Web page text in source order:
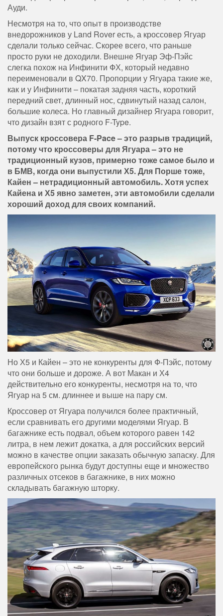
Ауди.
Несмотря на то, что опыт в производстве
внедорожников у Land Rover есть, а кроссовер Ягуар
сделали только сейчас. Скорее всего, что раньше
просто руки не доходили. Внешне Ягуар Эф-Пэйс
слегка похож на Инфинити ФХ, который недавно
переименовали в QX70. Пропорции у Ягуара такие же,
как и у Инфинити – покатая задняя часть, короткий
передний свет, длинный нос, сдвинутый назад салон,
большие колеса. Но главный дизайнер Ягуара говорит,
что дизайн взят с родного F-Type.
Выпуск кроссовера F-Pace – это разрыв традиций,
потому что кроссоверы для Ягуара – это не
традиционный кузов, примерно тоже самое было и
в БМВ, когда они выпустили Х5. Для Порше тоже,
Кайен – нетрадиционный автомобиль. Хотя успех
Кайена и Х5 явно заметен, эти автомобили сделали
хороший доход для своих компаний.
Но Х5 и Кайен – это не конкуренты для Ф-Пэйс, потому
что они больше и дороже. А вот Макан и Х4
действительно его конкуренты, несмотря на то, что
Ягуар на 5 см. длиннее и выше на пару см.
Кроссовер от Ягуара получился более практичный,
если сравнивать его другими моделями Ягуар. В
багажнике есть подвал, объем которого равен 142
литра, в нем лежит докатка, а для российских версий
можно в качестве опции заказать обычную запаску. Для
европейского рынка будут доступны еще и множество
различных отсеков в багажнике, в них можно
складывать багажную шторку.